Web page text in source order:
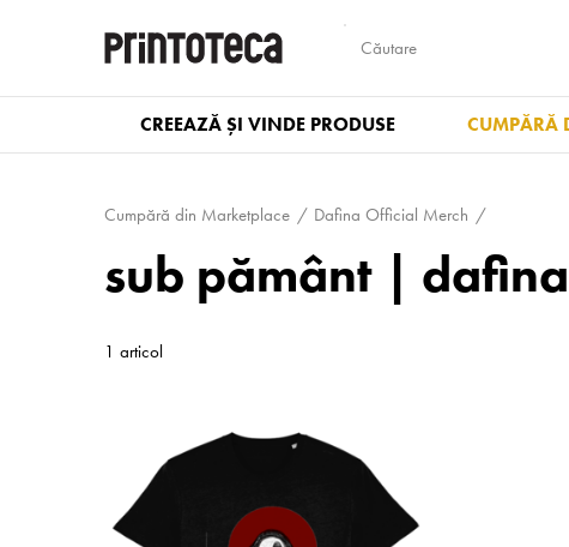
CREEAZĂ ȘI VINDE PRODUSE CUMPĂRĂ
Cumpără din Marketplace Dafina Official Merch
sub pământ | dafina
1 articol